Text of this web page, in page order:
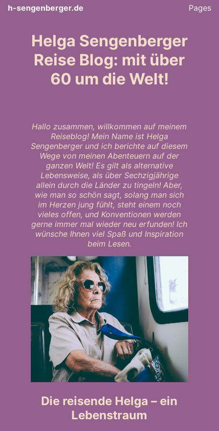
h-sengenberger.de Pages
Helga Sengenberger
Reise Blog: mit über
60 um die Welt!
Hallo zusammen, willkommen auf meinem
Reiseblog! Mein Name ist Helga
Sengenberger und ich berichte auf diesem
Wege von meinen Abenteuern auf der
ganzen Welt! Es gilt als alternative
Lebensweise, als über Sechzigjährige
allein durch die Länder zu tingeln! Aber,
wie man so schön sagt, solang man sich
im Herzen jung fühlt, steht einem noch
vieles offen, und Konventionen werden
gerne immer mal wieder neu erfunden! Ich
wünsche Ihnen viel Spaß und Inspiration
beim Lesen.
Die reisende Helga – ein
Lebenstraum